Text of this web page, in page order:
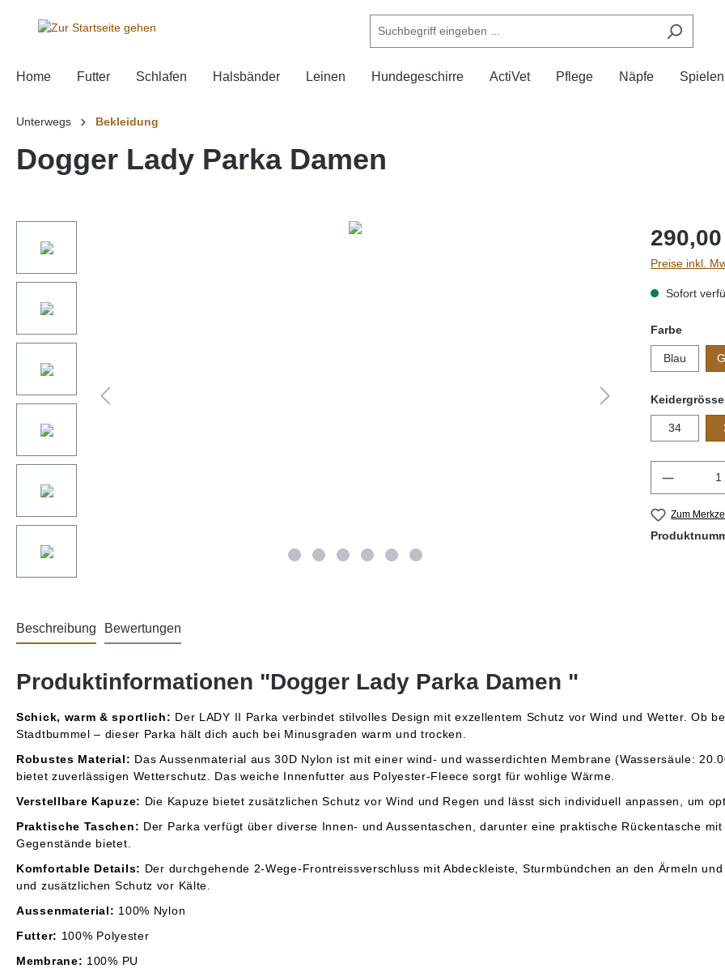
Home Futter Schlafen Halsbänder Leinen Hundegeschirre ActiVet Pflege Näpfe Spielen
Unterwegs Bekleidung
Dogger Lady Parka Damen
Preise inkl.
Sofort
Farbe
Blau
Keidergrösse
34
Zum
Beschreibung Bewertungen
Produktinformationen "Dogger Lady Parka Damen "
Schick, warm & sportlich: Der LADY II Parka verbindet stilvolles Design mit exzellentem Schutz vor Wind und Wetter. Ob
Stadtbummel – dieser Parka hält dich auch bei Minusgraden warm und trocken.
Robustes Material: Das Aussenmaterial aus 30D Nylon ist mit einer wind- und wasserdichten Membrane (Wassersäule:
bietet zuverlässigen Wetterschutz. Das weiche Innenfutter aus Polyester-Fleece sorgt für wohlige Wärme.
Verstellbare Kapuze: Die Kapuze bietet zusätzlichen Schutz vor Wind und Regen und lässt sich individuell anpassen, um
Praktische Taschen: Der Parka verfügt über diverse Innen- und Aussentaschen, darunter eine praktische Rückentasche
Gegenstände bietet.
Komfortable Details: Der durchgehende 2-Wege-Frontreissverschluss mit Abdeckleiste, Sturmbündchen an den Ärmeln
und zusätzlichen Schutz vor Kälte.
Aussenmaterial: 100% Nylon
Futter: 100% Polyester
Membrane: 100% PU